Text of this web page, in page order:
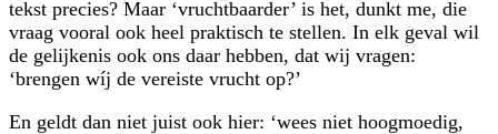
tekst precies? Maar ‘vruchtbaarder’ is het, dunkt me, die
vraag vooral ook heel praktisch te stellen. In elk geval wil
de gelijkenis ook ons daar hebben, dat wij vragen:
‘brengen wíj de vereiste vrucht op?’
En geldt dan niet juist ook hier: ‘wees niet hoogmoedig,